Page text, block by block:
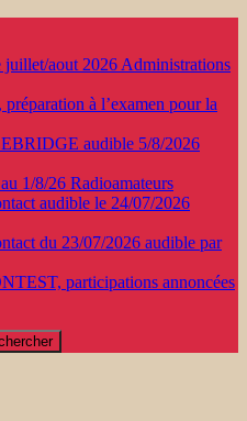
aout 2026 Administrations
à l’examen pour la
audible 5/8/2026
1/8/26 Radioamateurs
audible le 24/07/2026
du 23/07/2026 audible par
participations annoncées